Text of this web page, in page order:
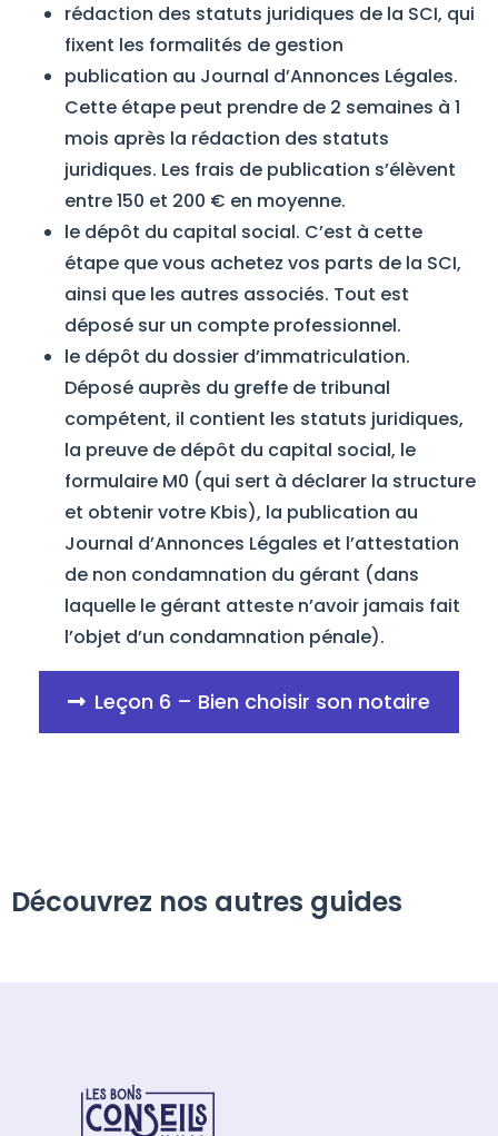
rédaction des statuts juridiques de la SCI, qui
fixent les formalités de gestion
publication au Journal d’Annonces Légales.
Cette étape peut prendre de 2 semaines à 1
mois après la rédaction des statuts
juridiques. Les frais de publication s’élèvent
entre 150 et 200 € en moyenne.
le dépôt du capital social. C’est à cette
étape que vous achetez vos parts de la SCI,
ainsi que les autres associés. Tout est
déposé sur un compte professionnel.
le dépôt du dossier d’immatriculation.
Déposé auprès du greffe de tribunal
compétent, il contient les statuts juridiques,
la preuve de dépôt du capital social, le
formulaire M0 (qui sert à déclarer la structure
et obtenir votre Kbis), la publication au
Journal d’Annonces Légales et l’attestation
de non condamnation du gérant (dans
laquelle le gérant atteste n’avoir jamais fait
l’objet d’un condamnation pénale).
Leçon 6 – Bien choisir son notaire
Découvrez nos autres guides